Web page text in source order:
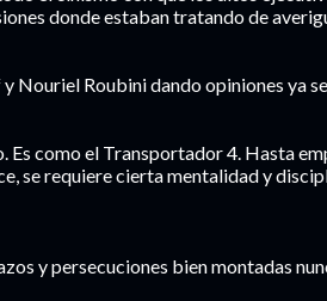
donde estaban tratando de
Nouriel Roubini dando opiniones ya
Es como el Transportador 4. Hasta
se requiere cierta mentalidad y
y persecuciones bien montadas